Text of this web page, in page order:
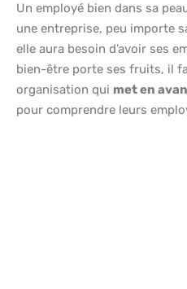
Un employé bien dans sa
une entreprise, peu importe
elle aura besoin d’avoir ses
bien-être porte ses fruits, il
organisation qui met en
pour comprendre leurs